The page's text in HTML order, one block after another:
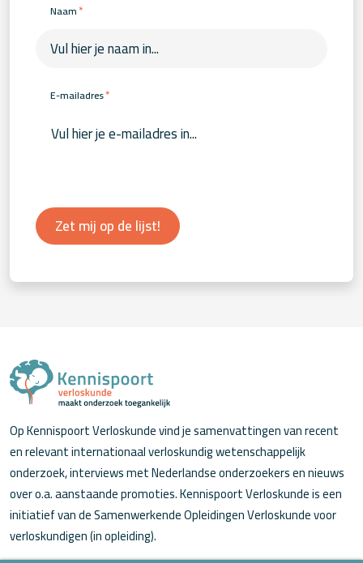
Naam*
E-mailadres*
Zet mij op de lijst!
Op Kennispoort Verloskunde vind je samenvattingen van recent
en relevant internationaal verloskundig wetenschappelijk
onderzoek, interviews met Nederlandse onderzoekers en nieuws
over o.a. aanstaande promoties. Kennispoort Verloskunde is een
initiatief van de Samenwerkende Opleidingen Verloskunde voor
verloskundigen (in opleiding).